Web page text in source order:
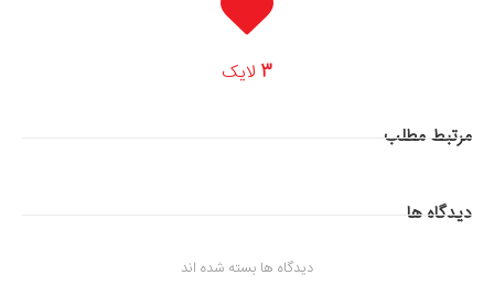
3 لایک
مرتبطمطلب
دیدگاه ها
دیدگاه ها بسته شده اند